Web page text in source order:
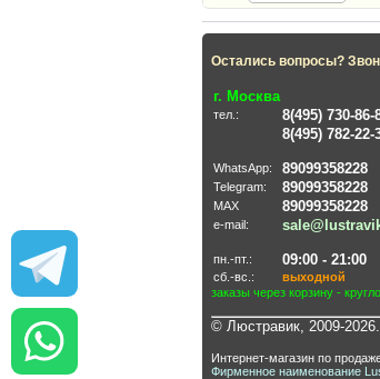
Остались вопросы?
г. Москва
тел.:
8(495) 730-86-
8(495) 782-22-
WhatsApp: 89099358228
Telegram: 89099358228
MAX 89099358228
e-mail:
пн.-пт.: 09:00 - 21:00
сб.-вс.:
выходной
заказы через корзину -
© Люстравик, 2009-2026.
Интернет-магазин по
Фирменное наименование